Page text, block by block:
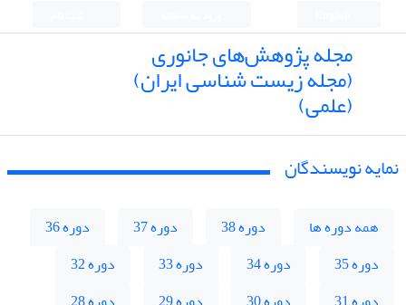
مجله پژوهش‌های جانوری
(مجله زیست شناسی ایران)
(علمی)
نمایه نویسندگان
همه دوره ها دوره 38 دوره 37
دوره 36
دوره 35
دوره 34 دوره 33
دوره 32